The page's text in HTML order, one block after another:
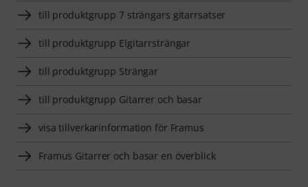
till produktgrupp 7 strängars gitarrsatser
till produktgrupp Elgitarrsträngar
till produktgrupp Strängar
till produktgrupp Gitarrer och basar
visa tillverkarinformation för Framus
Framus Gitarrer och basar en överblick